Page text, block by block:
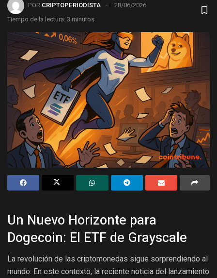
POR CRIPTOPERIODISTA
28/06/2026
Tiempo de la lectura: 3 minutos
Un Nuevo Horizonte para
Dogecoin: El ETF de Grayscale
La revolución de las criptomonedas sigue sorprendiendo al
mundo. En este contexto, la reciente noticia del lanzamiento